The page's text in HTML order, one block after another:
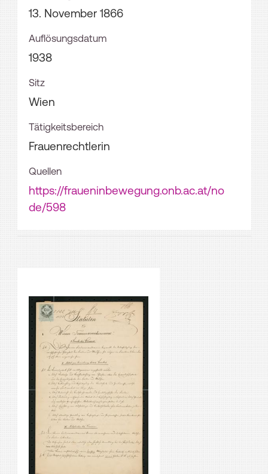
13. November 1866
Auflösungsdatum
1938
Sitz
Wien
Tätigkeitsbereich
Frauenrechtlerin
Quellen
https://fraueninbewegung.onb.ac.at/no
de/598